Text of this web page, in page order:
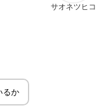
サオネツヒコ
るか